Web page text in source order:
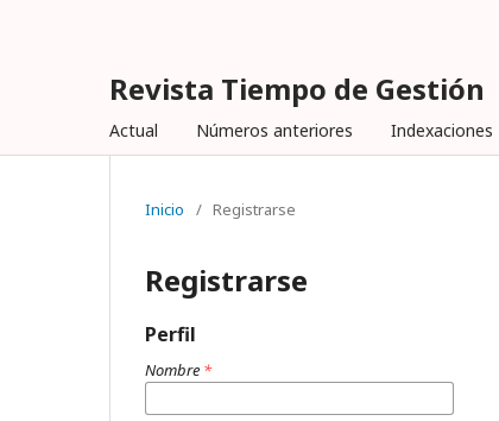
Revista Tiempo de Gestión
Actual Números anteriores Indexaciones
Inicio / Registrarse
Registrarse
Perfil
Nombre *